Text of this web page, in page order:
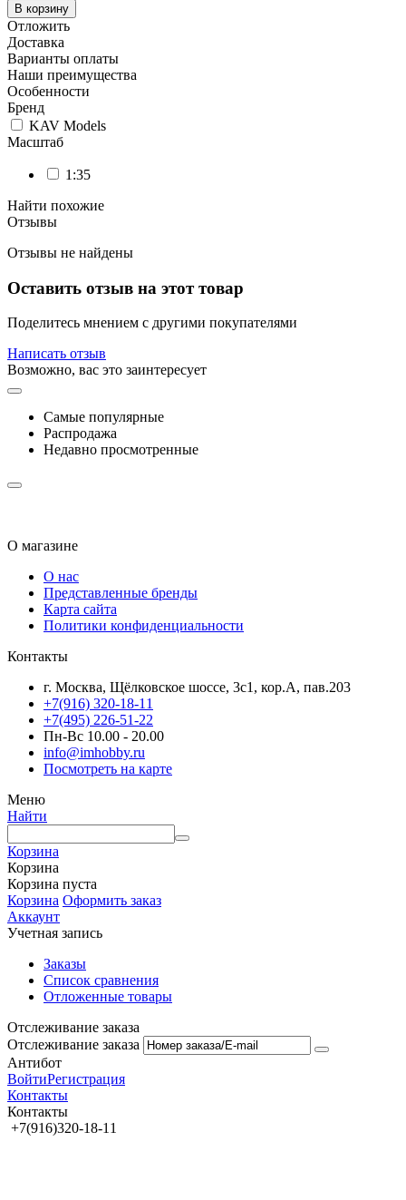
В корзину
Отложить
Доставка
Варианты оплаты
Наши преимущества
Особенности
Бренд
KAV Models
Масштаб
1:35
Найти похожие
Отзывы
Отзывы не найдены
Оставить отзыв на этот товар
Поделитесь мнением с другими покупателями
Написать отзыв
Возможно, вас это заинтересует
Самые популярные
Распродажа
Недавно просмотренные
О магазине
О нас
Представленные бренды
Карта сайта
Политики конфиденциальности
Контакты
г. Москва, Щёлковское шоссе, 3с1, кор.А, пав.203
+7(916) 320-18-11
+7(495) 226-51-22
Пн-Вс 10.00 - 20.00
info@imhobby.ru
Посмотреть на карте
Меню
Найти
Корзина
Корзина
Корзина пуста
Корзина Оформить заказ
Аккаунт
Учетная запись
Заказы
Список сравнения
Отложенные товары
Отслеживание заказа
Отслеживание заказа
Антибот
ВойтиРегистрация
Контакты
Контакты
+7(916)320-18-11